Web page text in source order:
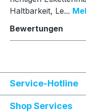
Haltbarkeit, Le...
Bewertungen
Service-Hotline
Shop Services